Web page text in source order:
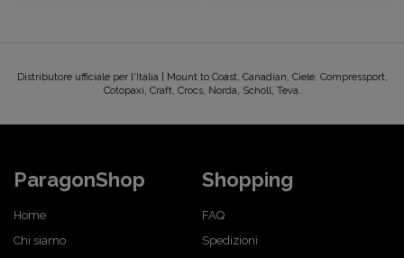
Distributore ufficiale per l'Italia | Mount to Coast, Canadian, Ciele, Compressport,
Cotopaxi, Craft, Crocs, Norda, Scholl, Teva.
ParagonShop
Home
Chi siamo
Shopping
FAQ
Spedizioni